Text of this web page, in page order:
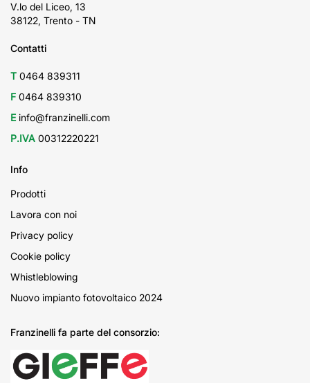
V.lo del Liceo, 13
38122, Trento - TN
Contatti
T 0464 839311
F 0464 839310
E info@franzinelli.com
P.IVA 00312220221
Info
Prodotti
Lavora con noi
Privacy policy
Cookie policy
Whistleblowing
Nuovo impianto fotovoltaico 2024
Franzinelli fa parte del consorzio: